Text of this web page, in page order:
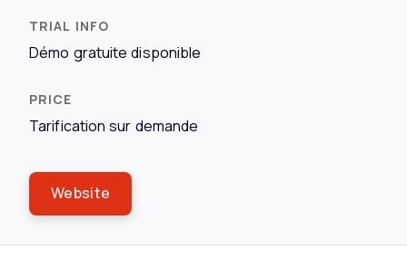
Démo gratuite disponible
Tarification sur demande
Website